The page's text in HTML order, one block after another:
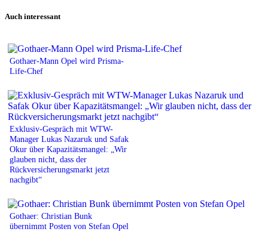
Auch interessant
Gothaer-Mann Opel wird Prisma-
Life-Chef
Exklusiv-Gespräch mit WTW-
Manager Lukas Nazaruk und Safak
Okur über Kapazitätsmangel: „Wir
glauben nicht, dass der
Rückversicherungsmarkt jetzt
nachgibt“
Gothaer: Christian Bunk
übernimmt Posten von Stefan Opel